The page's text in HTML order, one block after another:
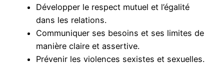
Développer le respect mutuel et l’égalité
dans les relations.
Communiquer ses besoins et ses limites de
manière claire et assertive.
Prévenir les violences sexistes et sexuelles.